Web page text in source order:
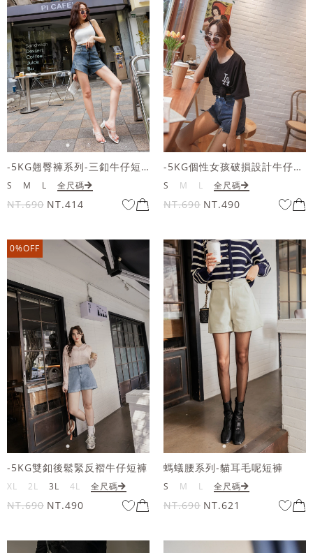
-5KG翹臀褲系列-三釦牛仔短褲
S M L 全尺碼
NT.690 NT.414
-5KG個性女孩破損設計牛仔短褲
S M L 全尺碼
NT.690 NT.490
0%OFF
-5KG雙釦後鬆緊反褶牛仔短褲
XL 2L 3L 4L 全尺碼
NT.690 NT.490
螞蟻腰系列-貓耳毛呢短褲
S M L 全尺碼
NT.690 NT.621